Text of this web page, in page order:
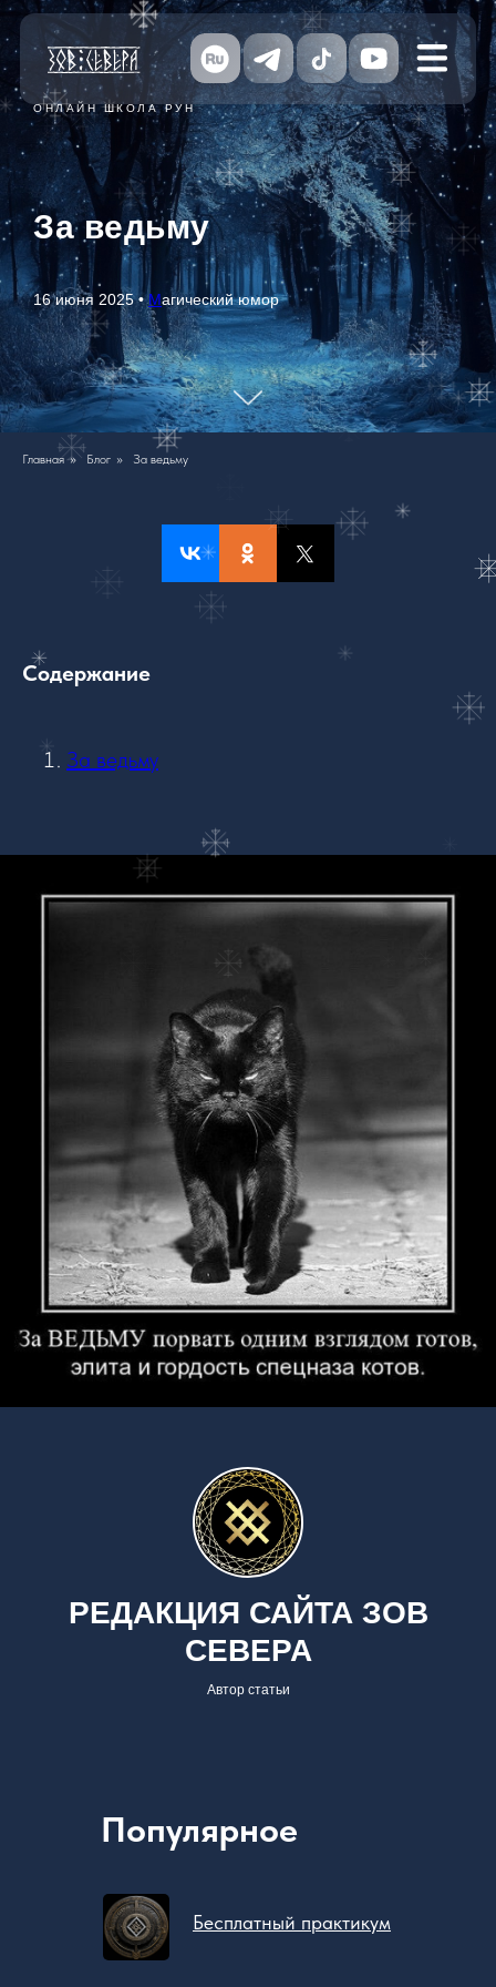
ОНЛАЙН ШКОЛА РУН
За ведьму
16 июня 2025 •Магический юмор
Главная » Блог » За ведьму
Содержание
За ведьму
РЕДАКЦИЯ САЙТА ЗОВ
СЕВЕРА
Автор статьи
Бесплатный практикум
Популярное